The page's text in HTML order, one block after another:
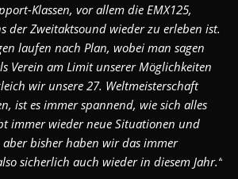
Klassen, vor allem die EMX125,
der Zweitaktsound wieder zu erleben ist.
laufen nach Plan, wobei man sagen
Verein am Limit unserer Möglichkeiten
wir unsere 27. Weltmeisterschaft
ist es immer spannend, wie sich alles
immer wieder neue Situationen und
aber bisher haben wir das immer
sicherlich auch wieder in diesem Jahr.“